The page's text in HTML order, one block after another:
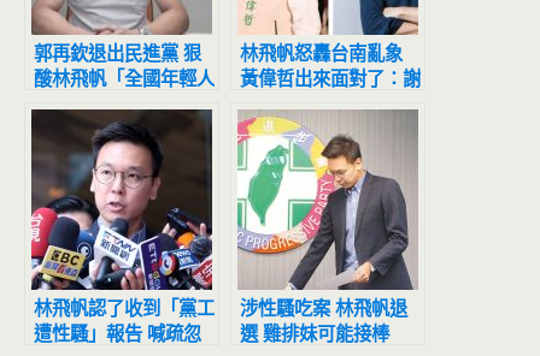
郭再欽退出民進黨 狠
酸林飛帆「全國年輕人
都羨慕他」
林飛帆怒轟台南亂象
黃偉哲出來面對了：謝
謝副祕指教
林飛帆認了收到「黨工
遭性騷」報告 喊疏忽
涉性騷吃案 林飛帆退
選 雞排妹可能接棒